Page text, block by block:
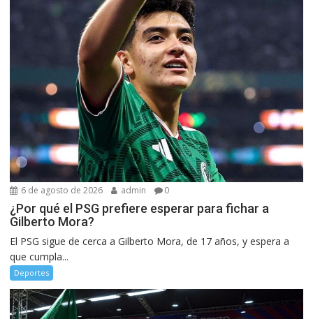
6 de agosto de 2026 admin 0
¿Por qué el PSG prefiere esperar para fichar a
Gilberto Mora?
El PSG sigue de cerca a Gilberto Mora, de 17 años, y espera a
que cumpla...
Deportes